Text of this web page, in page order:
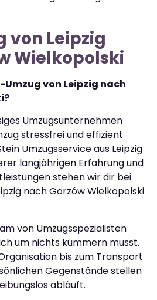
von Leipzig
Wielkopolski
von Leipzig nach
Umzugsunternehmen
stressfrei und effizient
Umzugsservice aus Leipzig
langjährigen Erfahrung und
stehen wir dir bei
nach Gorzów Wielkopolski
von Umzugsspezialisten
um nichts kümmern musst.
bis zum Transport
Gegenstände stellen
abläuft.